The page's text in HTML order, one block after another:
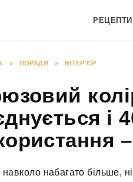
РЕЦЕПТИ
» ПОРАДИ » ІНТЕР'ЄР
і
навколо набагато більше,